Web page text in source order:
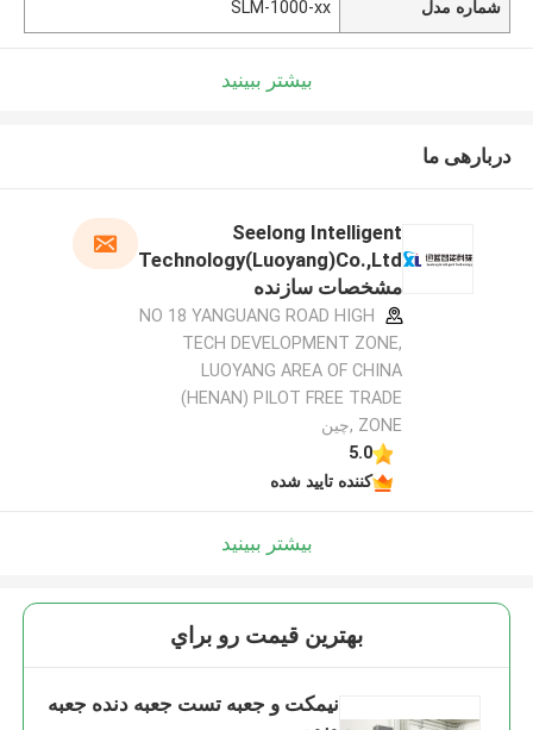
شماره مدل SLM-1000-xx
بیشتر ببینید
دربارهی ما
Seelong Intelligent
Technology(Luoyang)Co.,Ltd
مشخصات سازنده
NO 18 YANGUANG ROAD HIGH
TECH DEVELOPMENT ZONE,
LUOYANG AREA OF CHINA
(HENAN) PILOT FREE TRADE
ZONE ,چین
5.0
کننده تایید شده
بیشتر ببینید
بهترين قيمت رو براي
نیمکت و جعبه تست جعبه دنده جعبه